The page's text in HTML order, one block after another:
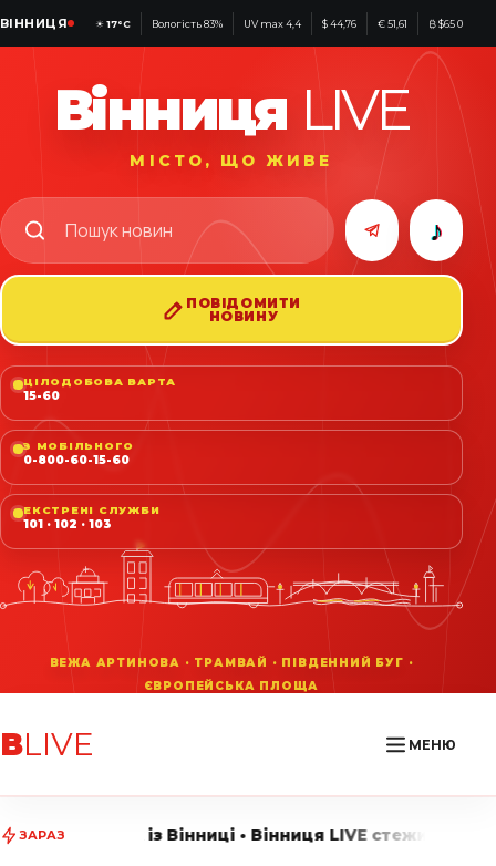
ВІННИЦЯ ☀17°C Вологість 83% UV max 4,4 $ 44,76 € 51,61 ₿ $65 017
Вінниця LIVE
МІСТО, ЩО ЖИВЕ
♪
ПОВІДОМИТИ
НОВИНУ
ЦІЛОДОБОВА ВАРТА
15-60
З МОБІЛЬНОГО
0-800-60-15-60
ЕКСТРЕНІ СЛУЖБИ
101 · 102 · 103
ВLIVE МЕНЮ
ЗАРАЗ
Вінниці • Вінниця LIVE стежить за головними